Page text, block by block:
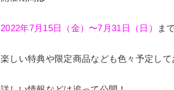
2022年7月15日（金）〜7月31日（日） ま
楽しい特典や限定商品なども色々予定して